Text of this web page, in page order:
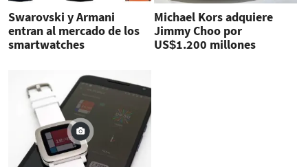
Swarovski y Armani
entran al mercado de los
smartwatches
Michael Kors adquiere
Jimmy Choo por
US$1.200 millones